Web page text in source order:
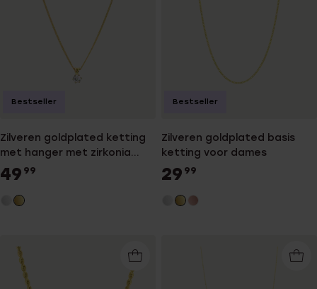
Zilveren goldplated ketting
met hanger met zirkonia
voor dames
49 99
Bestseller
Zilveren goldplated basis
ketting voor dames
29 99
Bestseller